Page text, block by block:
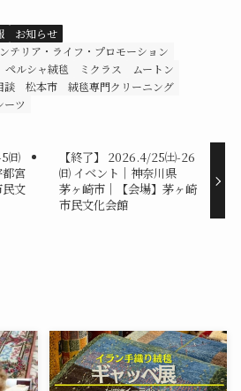
お知らせ
テリア・ライフ・プロモーション
ペルシャ絨毯 ミクラス
ムートン
談 松本市
絨毯専門クリーニング
ーツ
㈰
宮
文
【終了】 2026.4/25㈯-26
㈰ イベント｜神奈川県
茅ヶ崎市｜【会場】茅ヶ崎
市民文化会館